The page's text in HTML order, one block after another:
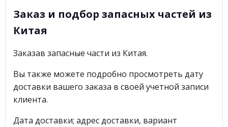
Заказ и подбор запасных частей из
Китая
Заказав запасные части из Китая.
Вы также можете подробно просмотреть дату
доставки вашего заказа в своей учетной записи
клиента.
Дата доставки; адрес доставки, вариант